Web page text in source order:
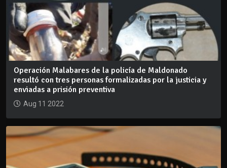
Operación Malabares de la policía de Maldonado
resultó con tres personas formalizadas por la justicia y
enviadas a prisión preventiva
Aug 11 2022